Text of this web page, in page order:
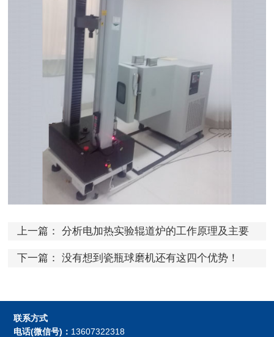
上一篇： 分析电加热实验辊道炉的工作原理及主要
下一篇： 没有想到瓷瓶球磨机还有这四个优势！
联系方式
电话(微信号)： 13607322318